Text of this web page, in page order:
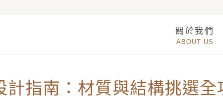
關於我們
ABOUT US
計指南：材質與結構挑選全